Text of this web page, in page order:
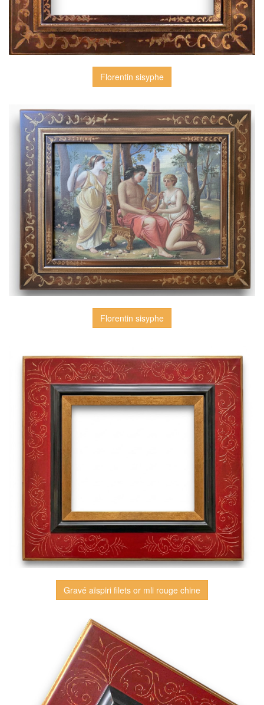
Florentin sisyphe
Florentin sisyphe
Gravé aïspiri filets or mli rouge chine